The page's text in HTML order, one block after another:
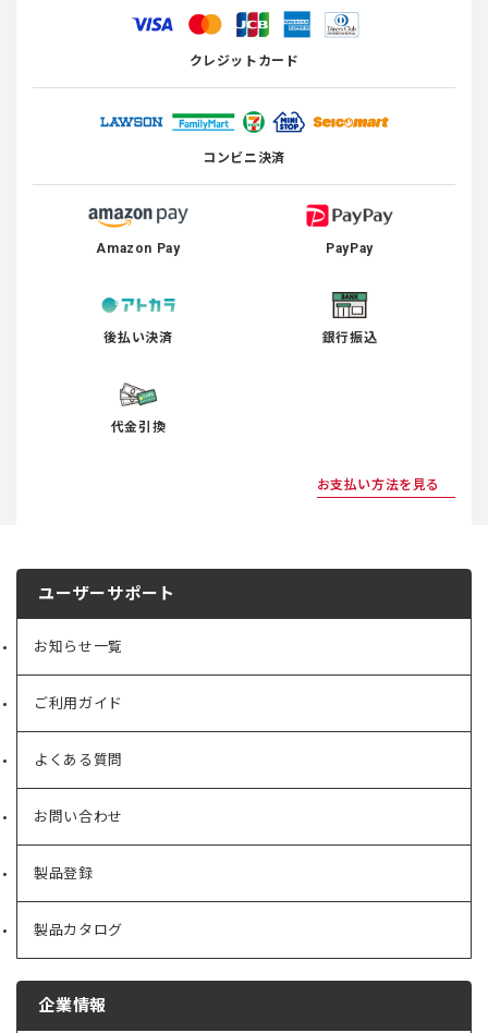
クレジットカード
コンビニ決済
Amazon Pay PayPay
後払い決済 銀行振込
代金引換
お支払い方法を見る
ユーザーサポート
お知らせ一覧
ご利用ガイド
よくある質問
お問い合わせ
製品登録
製品カタログ
企業情報